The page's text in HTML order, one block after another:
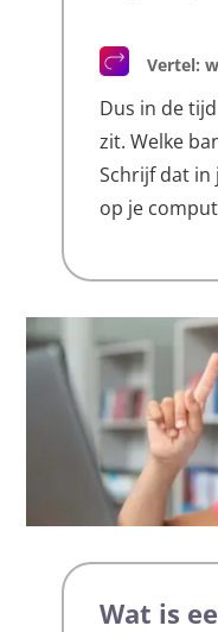
Vertel:
Dus in de
zit. Welke
Schrijf dat in
op je
Wat is